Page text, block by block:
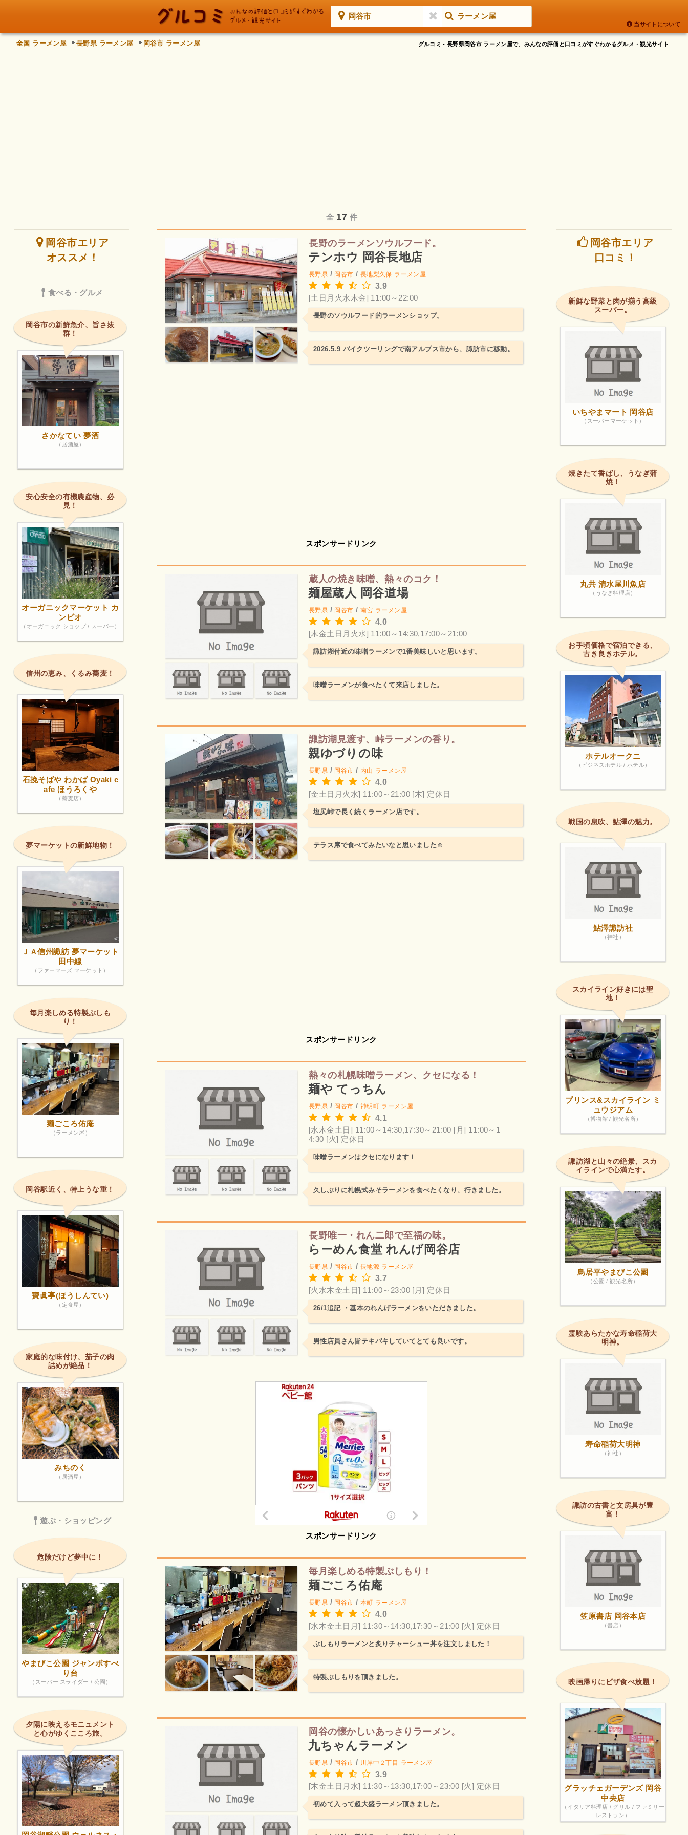
岡谷市 ラーメン屋
当サイトについて
グルコミ - 長野県岡谷市 ラーメン屋で、みんなの評価と口コミがすぐわかるグルメ・観光サイト
全国 ラーメン屋 長野県 ラーメン屋 岡谷市 ラーメン屋
全 17 件
長野のラーメンソウルフード。
テンホウ 岡谷長地店
長野県 / 岡谷市 / 長地梨久保 ラーメン屋
3.9
[土日月火水木金] 11:00～22:00
長野のソウルフード的ラーメンショップ。
2026.5.9 バイクツーリングで南アルプス市から、諏訪市に移動。
スポンサードリンク
蔵人の焼き味噌、熱々のコク！
麺屋蔵人 岡谷道場
長野県 / 岡谷市 / 南宮 ラーメン屋
4.0
[木金土日月火水] 11:00～14:30,17:00～21:00
諏訪湖付近の味噌ラーメンで1番美味しいと思います。
味噌ラーメンが食べたくて来店しました。
諏訪湖見渡す、峠ラーメンの香り。
親ゆづりの味
長野県 / 岡谷市 / 内山 ラーメン屋
4.0
[金土日月火水] 11:00～21:00 [木] 定休日
塩尻峠で長く続くラーメン店です。
テラス席で食べてみたいなと思いました☺️
スポンサードリンク
熱々の札幌味噌ラーメン、クセになる！
麺や てっちん
長野県 / 岡谷市 / 神明町 ラーメン屋
4.1
[水木金土日] 11:00～14:30,17:30～21:00 [月] 11:00～1
4:30 [火] 定休日
味噌ラーメンはクセになります！
久しぶりに札幌式みそラーメンを食べたくなり、行きました。
長野唯一・れん二郎で至福の味。
らーめん食堂 れんげ岡谷店
長野県 / 岡谷市 / 長地源 ラーメン屋
3.7
[火水木金土日] 11:00～23:00 [月] 定休日
26/1追記 ・基本のれんげラーメンをいただきました。
男性店員さん皆テキパキしていてとても良いです。
スポンサードリンク
毎月楽しめる特製ぶしもり！
麺ごころ佑庵
長野県 / 岡谷市 / 本町 ラーメン屋
4.0
[水木金土日月] 11:30～14:30,17:30～21:00 [火] 定休日
ぶしもりラーメンと炙りチャーシュー丼を注文しました！
特製ぶしもりを頂きました。
岡谷の懐かしいあっさりラーメン。
九ちゃんラーメン
長野県 / 岡谷市 / 川岸中２丁目 ラーメン屋
3.9
[木金土日月水] 11:30～13:30,17:00～23:00 [火] 定休日
初めて入って超大盛ラーメン頂きました。
岡谷市エリア
オススメ！
食べる・グルメ
岡谷市の新鮮魚介、旨さ抜
群！
さかなてい 夢酒
（居酒屋）
安心安全の有機農産物、必
見！
オーガニックマーケット カ
ンビオ
（オーガニック ショップ / スーパー）
信州の恵み、くるみ蕎麦！
石挽そばや わかば Oyaki c
afe ほうろくや
（蕎麦店）
夢マーケットの新鮮地物！
ＪＡ信州諏訪 夢マーケット
田中線
（ファーマーズ マーケット）
毎月楽しめる特製ぶしも
り！
麺ごころ佑庵
（ラーメン屋）
岡谷駅近く、特上うな重！
寶眞𠅘(ほうしんてい)
（定食屋）
家庭的な味付け、茄子の肉
詰めが絶品！
みちのく
（居酒屋）
遊ぶ・ショッピング
危険だけど夢中に！
やまびこ公園 ジャンボすべ
り台
（スーパー スライダー / 公園）
夕陽に映えるモニュメント
と心がゆくこころ旅。
岡谷市エリア
口コミ！
新鮮な野菜と肉が揃う高級
スーパー。
いちやまマート 岡谷店
（スーパーマーケット）
焼きたて香ばし、うなぎ蒲
焼！
丸共 清水屋川魚店
（うなぎ料理店）
お手頃価格で宿泊できる、
古き良きホテル。
ホテルオークニ
（ビジネスホテル / ホテル）
戦国の息吹、鮎澤の魅力。
鮎澤諏訪社
（神社）
スカイライン好きには聖
地！
プリンス&スカイライン ミ
ュウジアム
（博物館 / 観光名所）
諏訪湖と山々の絶景、スカ
イラインで心満たす。
鳥居平やまびこ公園
（公園 / 観光名所）
霊験あらたかな寿命稲荷大
明神。
寿命稲荷大明神
（神社）
諏訪の古書と文房具が豊
富！
笠原書店 岡谷本店
（書店）
映画帰りにピザ食べ放題！
グラッチェガーデンズ 岡谷
中央店
（イタリア料理店 / グリル / ファミリー
レストラン）